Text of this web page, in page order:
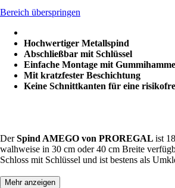
Bereich überspringen
Hochwertiger Metallspind
Abschließbar mit Schlüssel
Einfache Montage mit
Mit kratzfester Beschichtung
Keine Schnittkanten für eine
DerSpind AMEGO von PROREGAL ist
walhweise in 30 cm oder 40 cm Breite
Schloss mit Schlüssel und ist bestens als
Mehr anzeigen